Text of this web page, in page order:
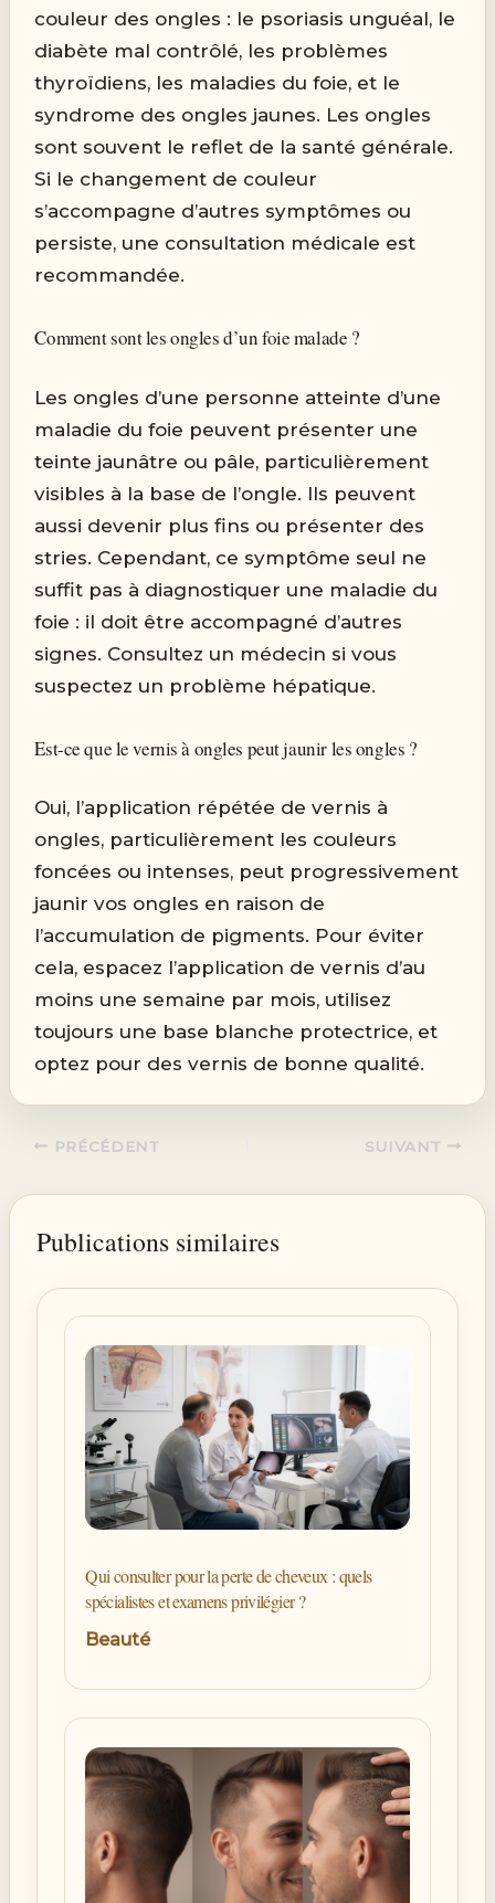
couleur des ongles : le psoriasis unguéal, le
diabète mal contrôlé, les problèmes
thyroïdiens, les maladies du foie, et le
syndrome des ongles jaunes. Les ongles
sont souvent le reflet de la santé générale.
Si le changement de couleur
s’accompagne d’autres symptômes ou
persiste, une consultation médicale est
recommandée.
Comment sont les ongles d’un foie malade ?
Les ongles d’une personne atteinte d’une
maladie du foie peuvent présenter une
teinte jaunâtre ou pâle, particulièrement
visibles à la base de l’ongle. Ils peuvent
aussi devenir plus fins ou présenter des
stries. Cependant, ce symptôme seul ne
suffit pas à diagnostiquer une maladie du
foie : il doit être accompagné d’autres
signes. Consultez un médecin si vous
suspectez un problème hépatique.
Est-ce que le vernis à ongles peut jaunir les ongles ?
Oui, l’application répétée de vernis à
ongles, particulièrement les couleurs
foncées ou intenses, peut progressivement
jaunir vos ongles en raison de
l’accumulation de pigments. Pour éviter
cela, espacez l’application de vernis d’au
moins une semaine par mois, utilisez
toujours une base blanche protectrice, et
optez pour des vernis de bonne qualité.
PRÉCÉDENT SUIVANT
Publications similaires
Qui consulter pour la perte de cheveux : quels
spécialistes et examens privilégier ?
Beauté